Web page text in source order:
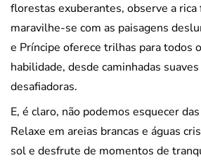
florestas exuberantes, observe a rica
maravilhe-se com as paisagens
e Príncipe oferece trilhas para todos
habilidade, desde caminhadas
desafiadoras.
E, é claro, não podemos esquecer
Relaxe em areias brancas e águas
sol e desfrute de momentos de